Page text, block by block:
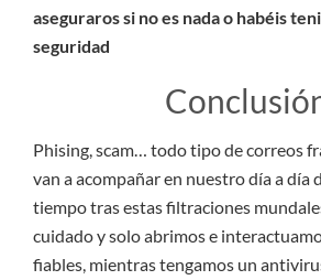
aseguraros si no es nada o habéis
seguridad
Phising, scam… todo tipo de correos
van a acompañar en nuestro día a día
tiempo tras estas filtraciones
cuidado y solo abrimos e
fiables, mientras tengamos un